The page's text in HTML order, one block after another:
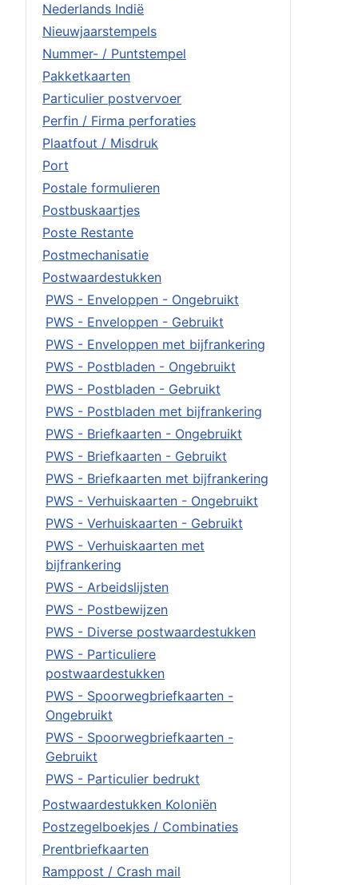
Nederlands Indië
Nieuwjaarstempels
Nummer- / Puntstempel
Pakketkaarten
Particulier postvervoer
Perfin / Firma perforaties
Plaatfout / Misdruk
Port
Postale formulieren
Postbuskaartjes
Poste Restante
Postmechanisatie
Postwaardestukken
PWS - Enveloppen - Ongebruikt
PWS - Enveloppen - Gebruikt
PWS - Enveloppen met bijfrankering
PWS - Postbladen - Ongebruikt
PWS - Postbladen - Gebruikt
PWS - Postbladen met bijfrankering
PWS - Briefkaarten - Ongebruikt
PWS - Briefkaarten - Gebruikt
PWS - Briefkaarten met bijfrankering
PWS - Verhuiskaarten - Ongebruikt
PWS - Verhuiskaarten - Gebruikt
PWS - Verhuiskaarten met
bijfrankering
PWS - Arbeidslijsten
PWS - Postbewijzen
PWS - Diverse postwaardestukken
PWS - Particuliere
postwaardestukken
PWS - Spoorwegbriefkaarten -
Ongebruikt
PWS - Spoorwegbriefkaarten -
Gebruikt
PWS - Particulier bedrukt
Postwaardestukken Koloniën
Postzegelboekjes / Combinaties
Prentbriefkaarten
Ramppost / Crash mail